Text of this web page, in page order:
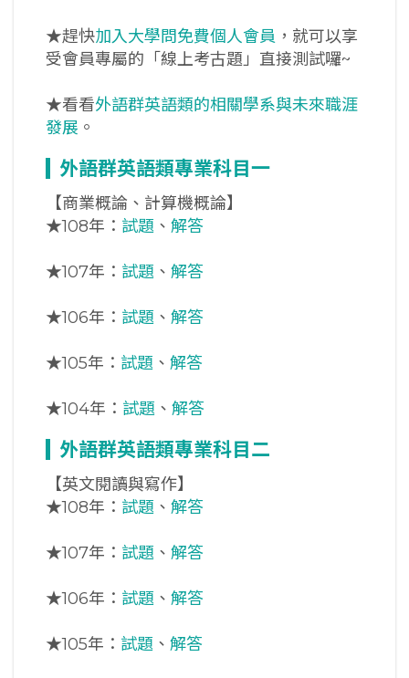
★趕快加入大學問免費個人會員 ，就可以享
受會員專屬的「線上考古題」直接測試囉~
★看看外語群英語類的相關學系與未來職涯
發展 。
外語群英語類專業科目一
【商業概論、計算機概論】
★108年： 試題 、 解答
★107年： 試題 、 解答
★106年： 試題 、 解答
★105年： 試題 、 解答
★104年： 試題 、 解答
外語群英語類專業科目二
【英文閱讀與寫作】
★108年： 試題 、 解答
★107年： 試題 、 解答
★106年： 試題 、 解答
★105年： 試題 、 解答